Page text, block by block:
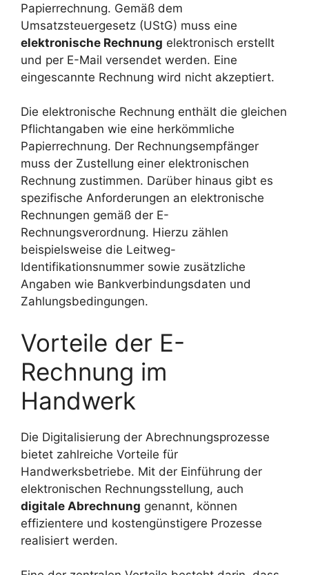
Papierrechnung. Gemäß dem
Umsatzsteuergesetz (UStG) muss eine
elektronische Rechnung elektronisch erstellt
und per E-Mail versendet werden. Eine
eingescannte Rechnung wird nicht akzeptiert.
Die elektronische Rechnung enthält die gleichen
Pflichtangaben wie eine herkömmliche
Papierrechnung. Der Rechnungsempfänger
muss der Zustellung einer elektronischen
Rechnung zustimmen. Darüber hinaus gibt es
spezifische Anforderungen an elektronische
Rechnungen gemäß der E-
Rechnungsverordnung. Hierzu zählen
beispielsweise die Leitweg-
Identifikationsnummer sowie zusätzliche
Angaben wie Bankverbindungsdaten und
Zahlungsbedingungen.
Vorteile der E-
Rechnung im
Handwerk
Die Digitalisierung der Abrechnungsprozesse
bietet zahlreiche Vorteile für
Handwerksbetriebe. Mit der Einführung der
elektronischen Rechnungsstellung, auch
digitale Abrechnung genannt, können
effizientere und kostengünstigere Prozesse
realisiert werden.